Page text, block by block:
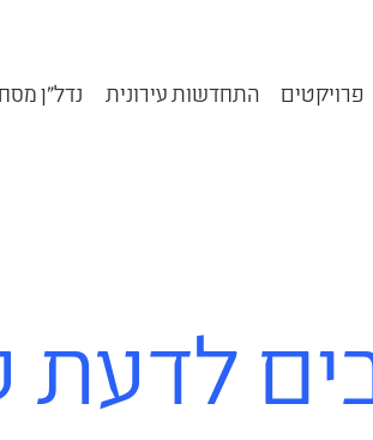
פרויקטים התחדשות עירונית נדל״ן
לדעת